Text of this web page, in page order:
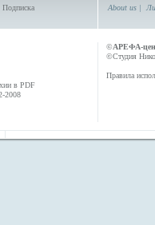
Подписка
About us |
в PDF
2008
©АРЕФА-
©Студия
Правила